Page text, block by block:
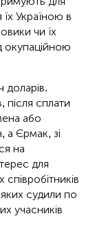
Україною в
чи їх
окупаційною
доларів.
після сплати
або
а Єрмак, зі
на
для
судили по
учасників